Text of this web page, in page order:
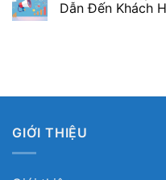
Dẫn Đến Khách
GIỚI THIỆU